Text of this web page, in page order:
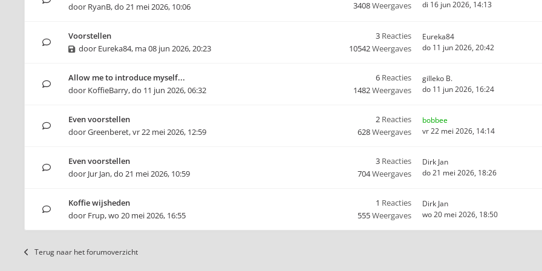
door RyanB,do 21 mei 2026, 10:06
3408Weergaves
di 16 jun 2026, 14:13
Voorstellen
door Eureka84, ma 08 jun 2026, 20:23
3 Reacties
10542Weergaves
Eureka84
do 11 jun 2026, 20:42
Allow me to introduce myself...
door KoffieBarry,do 11 jun 2026, 06:32
6 Reacties
1482Weergaves
gilleko B.
do 11 jun 2026, 16:24
Even voorstellen
doorGreenberet,vr 22 mei 2026, 12:59
2 Reacties
628Weergaves
bobbee
vr 22 mei 2026, 14:14
Even voorstellen
door Jur Jan,do 21 mei 2026, 10:59
3 Reacties
704Weergaves
Dirk Jan
do 21 mei 2026, 18:26
Koffie wijsheden
door Frup,wo 20 mei 2026, 16:55
1 Reacties
555Weergaves
Dirk Jan
wo 20 mei 2026, 18:50
Terug naar het forumoverzicht